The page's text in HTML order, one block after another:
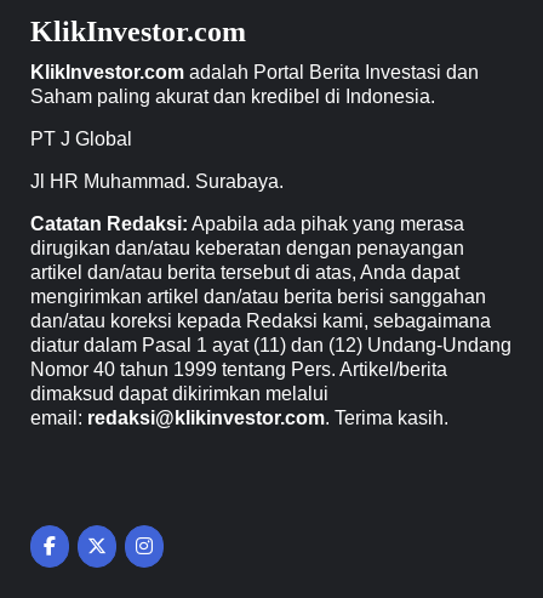
KlikInvestor.com
KlikInvestor.com adalah Portal Berita Investasi dan
Saham paling akurat dan kredibel di Indonesia.
PT J Global
Jl HR Muhammad. Surabaya.
Catatan Redaksi: Apabila ada pihak yang merasa
dirugikan dan/atau keberatan dengan penayangan
artikel dan/atau berita tersebut di atas, Anda dapat
mengirimkan artikel dan/atau berita berisi sanggahan
dan/atau koreksi kepada Redaksi kami, sebagaimana
diatur dalam Pasal 1 ayat (11) dan (12) Undang-Undang
Nomor 40 tahun 1999 tentang Pers. Artikel/berita
dimaksud dapat dikirimkan melalui
email: redaksi@klikinvestor.com. Terima kasih.